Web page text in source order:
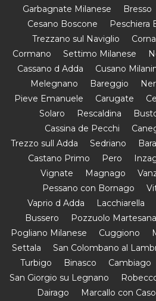
Garbagnate Milanese
Bresso
Cesano Boscone
Peschiera
Trezzano sul Naviglio
Cormano
Settimo Milanese
Cassano d Adda
Cusano
Melegnano
Bareggio
Pieve Emanuele
Carugate
Solaro
Rescaldina
Cassina de Pecchi
Trezzo sull Adda
Sedriano
Castano Primo
Pero
Vignate
Magnago
Pessano con Bornago
Vaprio d Adda
Lacchiarella
Bussero
Pozzuolo Martesana
Pogliano Milanese
Cuggiono
Settala
San Colombano al
Turbigo
Binasco Cambiago
San Giorgio su Legnano
Dairago
Marcallo con